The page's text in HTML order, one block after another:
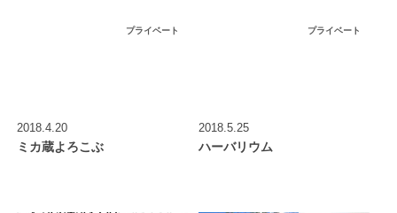
プライベート
2018.4.20
ミカ蔵よろこぶ
プライベート
2018.5.25
ハーバリウム